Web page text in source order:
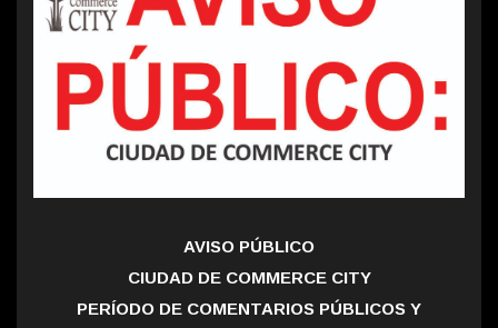
AVISO PÚBLICO
CIUDAD DE COMMERCE CITY
PERÍODO DE COMENTARIOS PÚBLICOS Y